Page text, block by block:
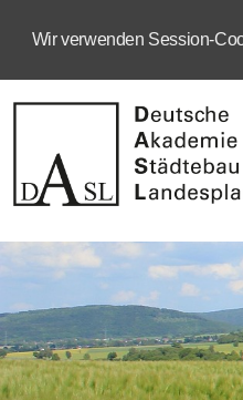
Wir verwenden Session-